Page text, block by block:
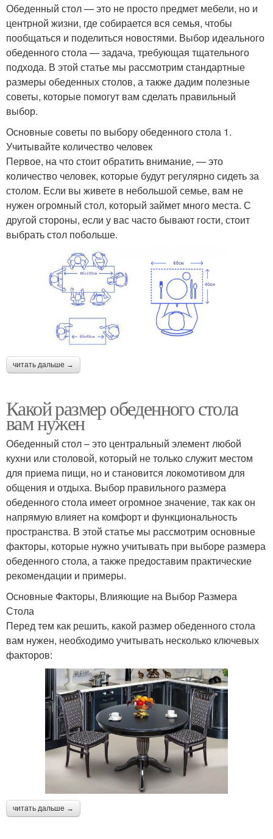
Обеденный стол — это не просто предмет мебели, но и
центрной жизни, где собирается вся семья, чтобы
пообщаться и поделиться новостями. Выбор идеального
обеденного стола — задача, требующая тщательного
подхода. В этой статье мы рассмотрим стандартные
размеры обеденных столов, а также дадим полезные
советы, которые помогут вам сделать правильный
выбор.
Основные советы по выбору обеденного стола 1.
Учитывайте количество человек
Первое, на что стоит обратить внимание, — это
количество человек, которые будут регулярно сидеть за
столом. Если вы живете в небольшой семье, вам не
нужен огромный стол, который займет много места. С
другой стороны, если у вас часто бывают гости, стоит
выбрать стол побольше.
читать дальше →
Какой размер обеденного стола
вам нужен
Обеденный стол – это центральный элемент любой
кухни или столовой, который не только служит местом
для приема пищи, но и становится локомотивом для
общения и отдыха. Выбор правильного размера
обеденного стола имеет огромное значение, так как он
напрямую влияет на комфорт и функциональность
пространства. В этой статье мы рассмотрим основные
факторы, которые нужно учитывать при выборе размера
обеденного стола, а также предоставим практические
рекомендации и примеры.
Основные Факторы, Влияющие на Выбор Размера
Стола
Перед тем как решить, какой размер обеденного стола
вам нужен, необходимо учитывать несколько ключевых
факторов:
читать дальше →